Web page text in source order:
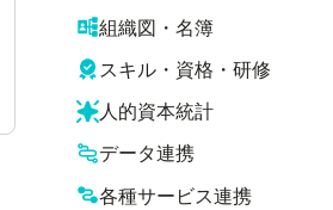
組織図・名簿
スキル・資格・研修
人的資本統計
データ連携
各種サービス連携